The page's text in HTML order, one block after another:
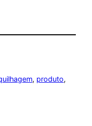
, produto